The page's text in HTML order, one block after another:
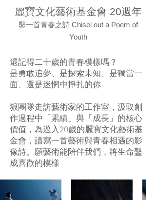
麗寶文化藝術基金會 20週年
鑿一首青春之詩 Chisel out a Poem of
Youth
還記得二十歲的青春模樣嗎？
是勇敢追夢、是探索未知、是獨當一
面、還是迷惘中掙扎的你
狠團隊走訪藝術家的工作室，​​汲取創
作過程中「累績」與「成長」的核心
價值，為邁入20歲的麗寶文化藝術基
金會，譜寫一首藝術與青春相遇的影
像詩。願藝術能陪伴我們，將生命鑿
成喜歡的模樣